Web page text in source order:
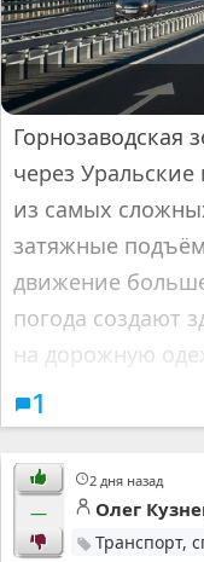
Горнозаводская
через
из самых
затяжные
движение
погода создают
на дорожную
1
2 дня назад
— Олег
Транспорт,